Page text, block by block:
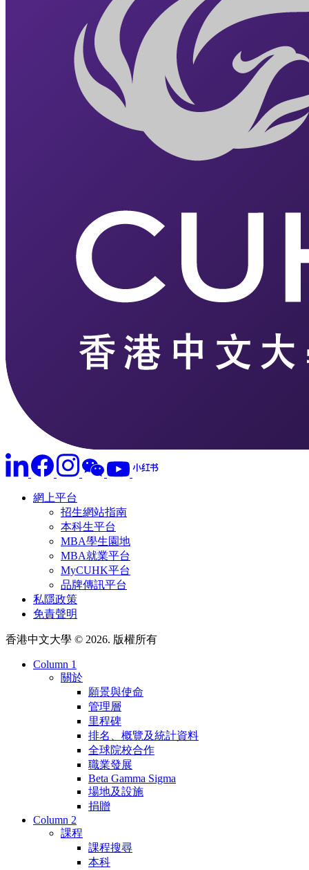
網上平台
招生網站指南
本科生平台
MBA學生園地
MBA就業平台
MyCUHK平台
品牌傳訊平台
私隱政策
免責聲明
香港中文大學 © 2026. 版權所有
Column 1
關於
願景與使命
管理層
里程碑
排名、概覽及統計資料
全球院校合作
職業發展
Beta Gamma Sigma
場地及設施
捐贈
Column 2
課程
課程搜尋
本科